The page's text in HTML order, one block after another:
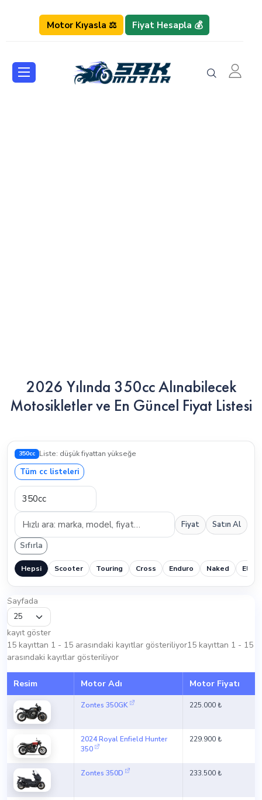
Motor Kıyasla ⚖️ Fiyat Hesapla 💰
2026 Yılında 350cc Alınabilecek
Motosikletler ve En Güncel Fiyat Listesi
350cc Liste: düşük fiyattan yükseğe
Tüm cc listeleri
Fiyat Satın Al
Sıfırla
Hepsi Scooter Touring Cross Enduro Naked
Sayfada
kayıt göster
15 kayıttan 1 - 15 arasındaki kayıtlar gösteriliyor15 kayıttan 1 - 15
arasındaki kayıtlar gösteriliyor
Resim Motor Adı Motor Fiyatı
Zontes 350GK 225.000 ₺
2024 Royal Enfield Hunter
350
229.900 ₺
Zontes 350D 233.500 ₺